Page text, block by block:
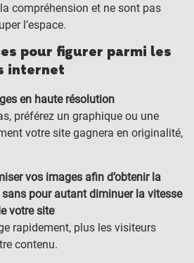
compréhension et ne sont pas
l’espace.
pour figurer parmi les
internet
en haute résolution
préférez un graphique ou une
votre site gagnera en originalité,
vos images afin d’obtenir la
pour autant diminuer la vitesse
votre site
rapidement, plus les visiteurs
contenu.